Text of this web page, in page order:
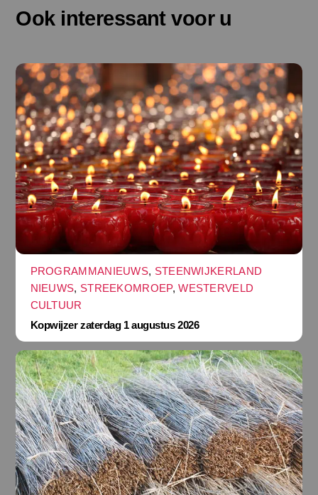
Ook interessant voor u
PROGRAMMANIEUWS, STEENWIJKERLAND
NIEUWS, STREEKOMROEP,WESTERVELD
CULTUUR
Kopwijzer zaterdag 1 augustus 2026